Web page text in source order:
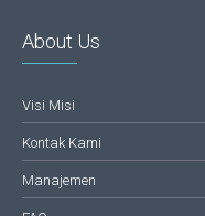
About Us
Visi Misi
Kontak Kami
Manajemen